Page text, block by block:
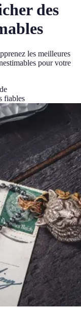
des
les meilleures
pour votre
fiables